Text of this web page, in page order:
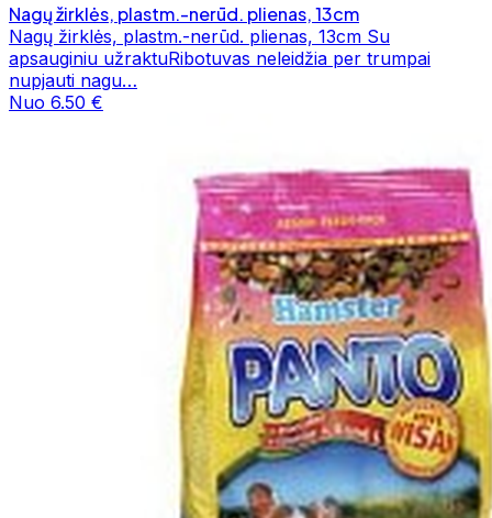
Nagų žirklės, plastm.-nerūd. plienas, 13cm
Nagų žirklės, plastm.-nerūd. plienas, 13cm Su
apsauginiu užraktuRibotuvas neleidžia per trumpai
nupjauti nagu…
Nuo 6.50 €